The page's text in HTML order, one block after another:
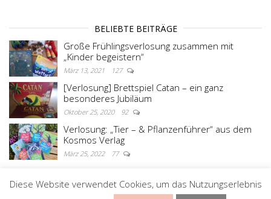
BELIEBTE BEITRÄGE
Große Frühlingsverlosung zusammen mit
„Kinder begeistern“
März 13, 2021 127
[Verlosung] Brettspiel Catan – ein ganz
besonderes Jubiläum
Oktober 25, 2020 92
Verlosung: „Tier – & Pflanzenführer“ aus dem
Kosmos Verlag
März 25, 2022 77
Stolz präsentiert vonWordPress|Theme:Master
Diese Website verwendet Cookies, um das Nutzungserlebnis